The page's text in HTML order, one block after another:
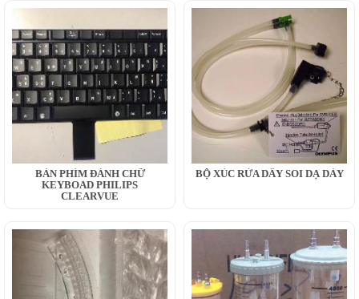
BÀN PHÍM ĐÁNH CHỮ
KEYBOAD PHILIPS
CLEARVUE
BỘ XÚC RỬA DÂY SOI DẠ DÀY